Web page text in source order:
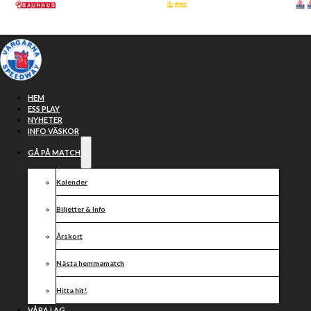
Hoppa till huvudinnehåll
HEM
ESS PLAY
NYHETER
INFO VÄSKOR
GÅ PÅ MATCH
Kalender
Biljetter & Info
Årskort
Nästa hemmamatch
Hitta hit!
𝐍𝐲𝐭𝐭